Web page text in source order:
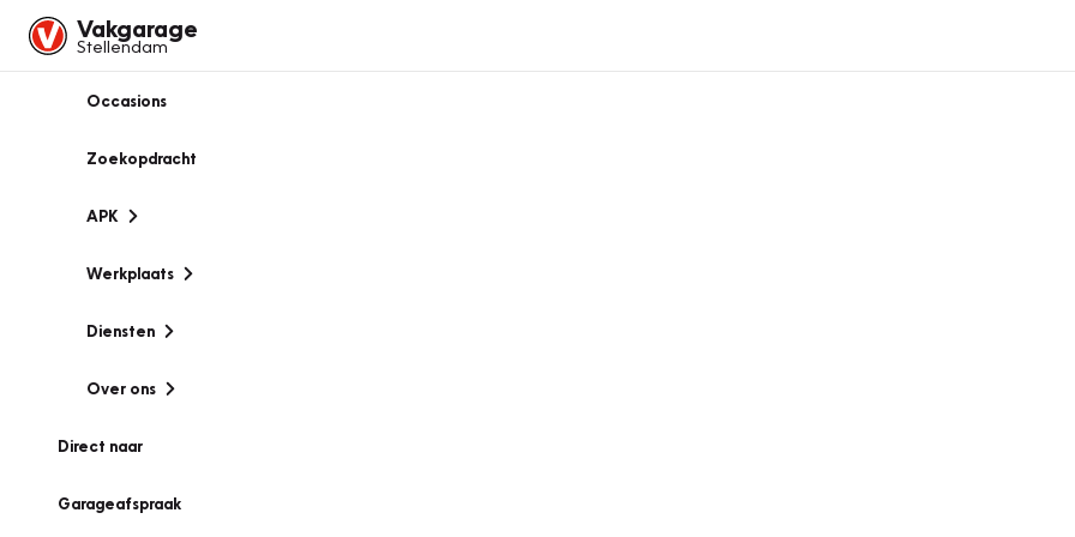
Vakgarage
Stellendam
Occasions
Zoekopdracht
APK
Werkplaats
Diensten
Over ons
Direct naar
Garageafspraak